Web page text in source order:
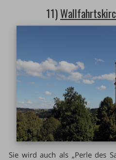
11)
Sie wird auch als „Perle des